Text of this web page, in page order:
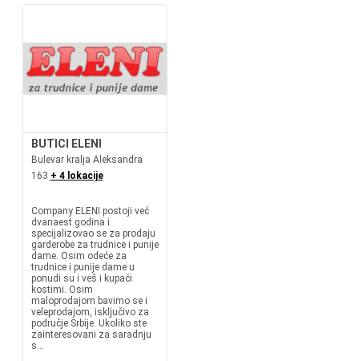
BUTICI ELENI
Bulevar kralja Aleksandra
163 + 4 lokacije
Company ELENI postoji već
dvanaest godina i
specijalizovao se za prodaju
garderobe za trudnice i punije
dame. Osim odeće za
trudnice i punije dame u
ponudi su i veš i kupaći
kostimi. Osim
maloprodajom bavimo se i
veleprodajom, isključivo za
područje Srbije. Ukoliko ste
zainteresovani za saradnju
s...